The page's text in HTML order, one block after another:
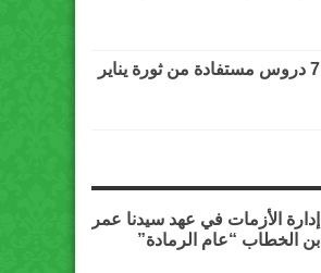
7 دروس مستفادة من ثورة يناير
إدارة الأزمات في عهد سيدنا عمر
بن الخطاب “عام الرمادة”